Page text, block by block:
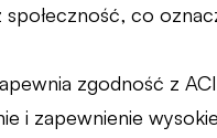
co
zgodność z
i zapewnienie